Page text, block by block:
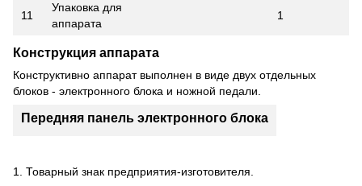
11
Упаковка для
аппарата
1
Конструкция аппарата
Конструктивно аппарат выполнен в виде двух отдельных
блоков - электронного блока и ножной педали.
Передняя панель электронного блока
1. Товарный знак предприятия-изготовителя.